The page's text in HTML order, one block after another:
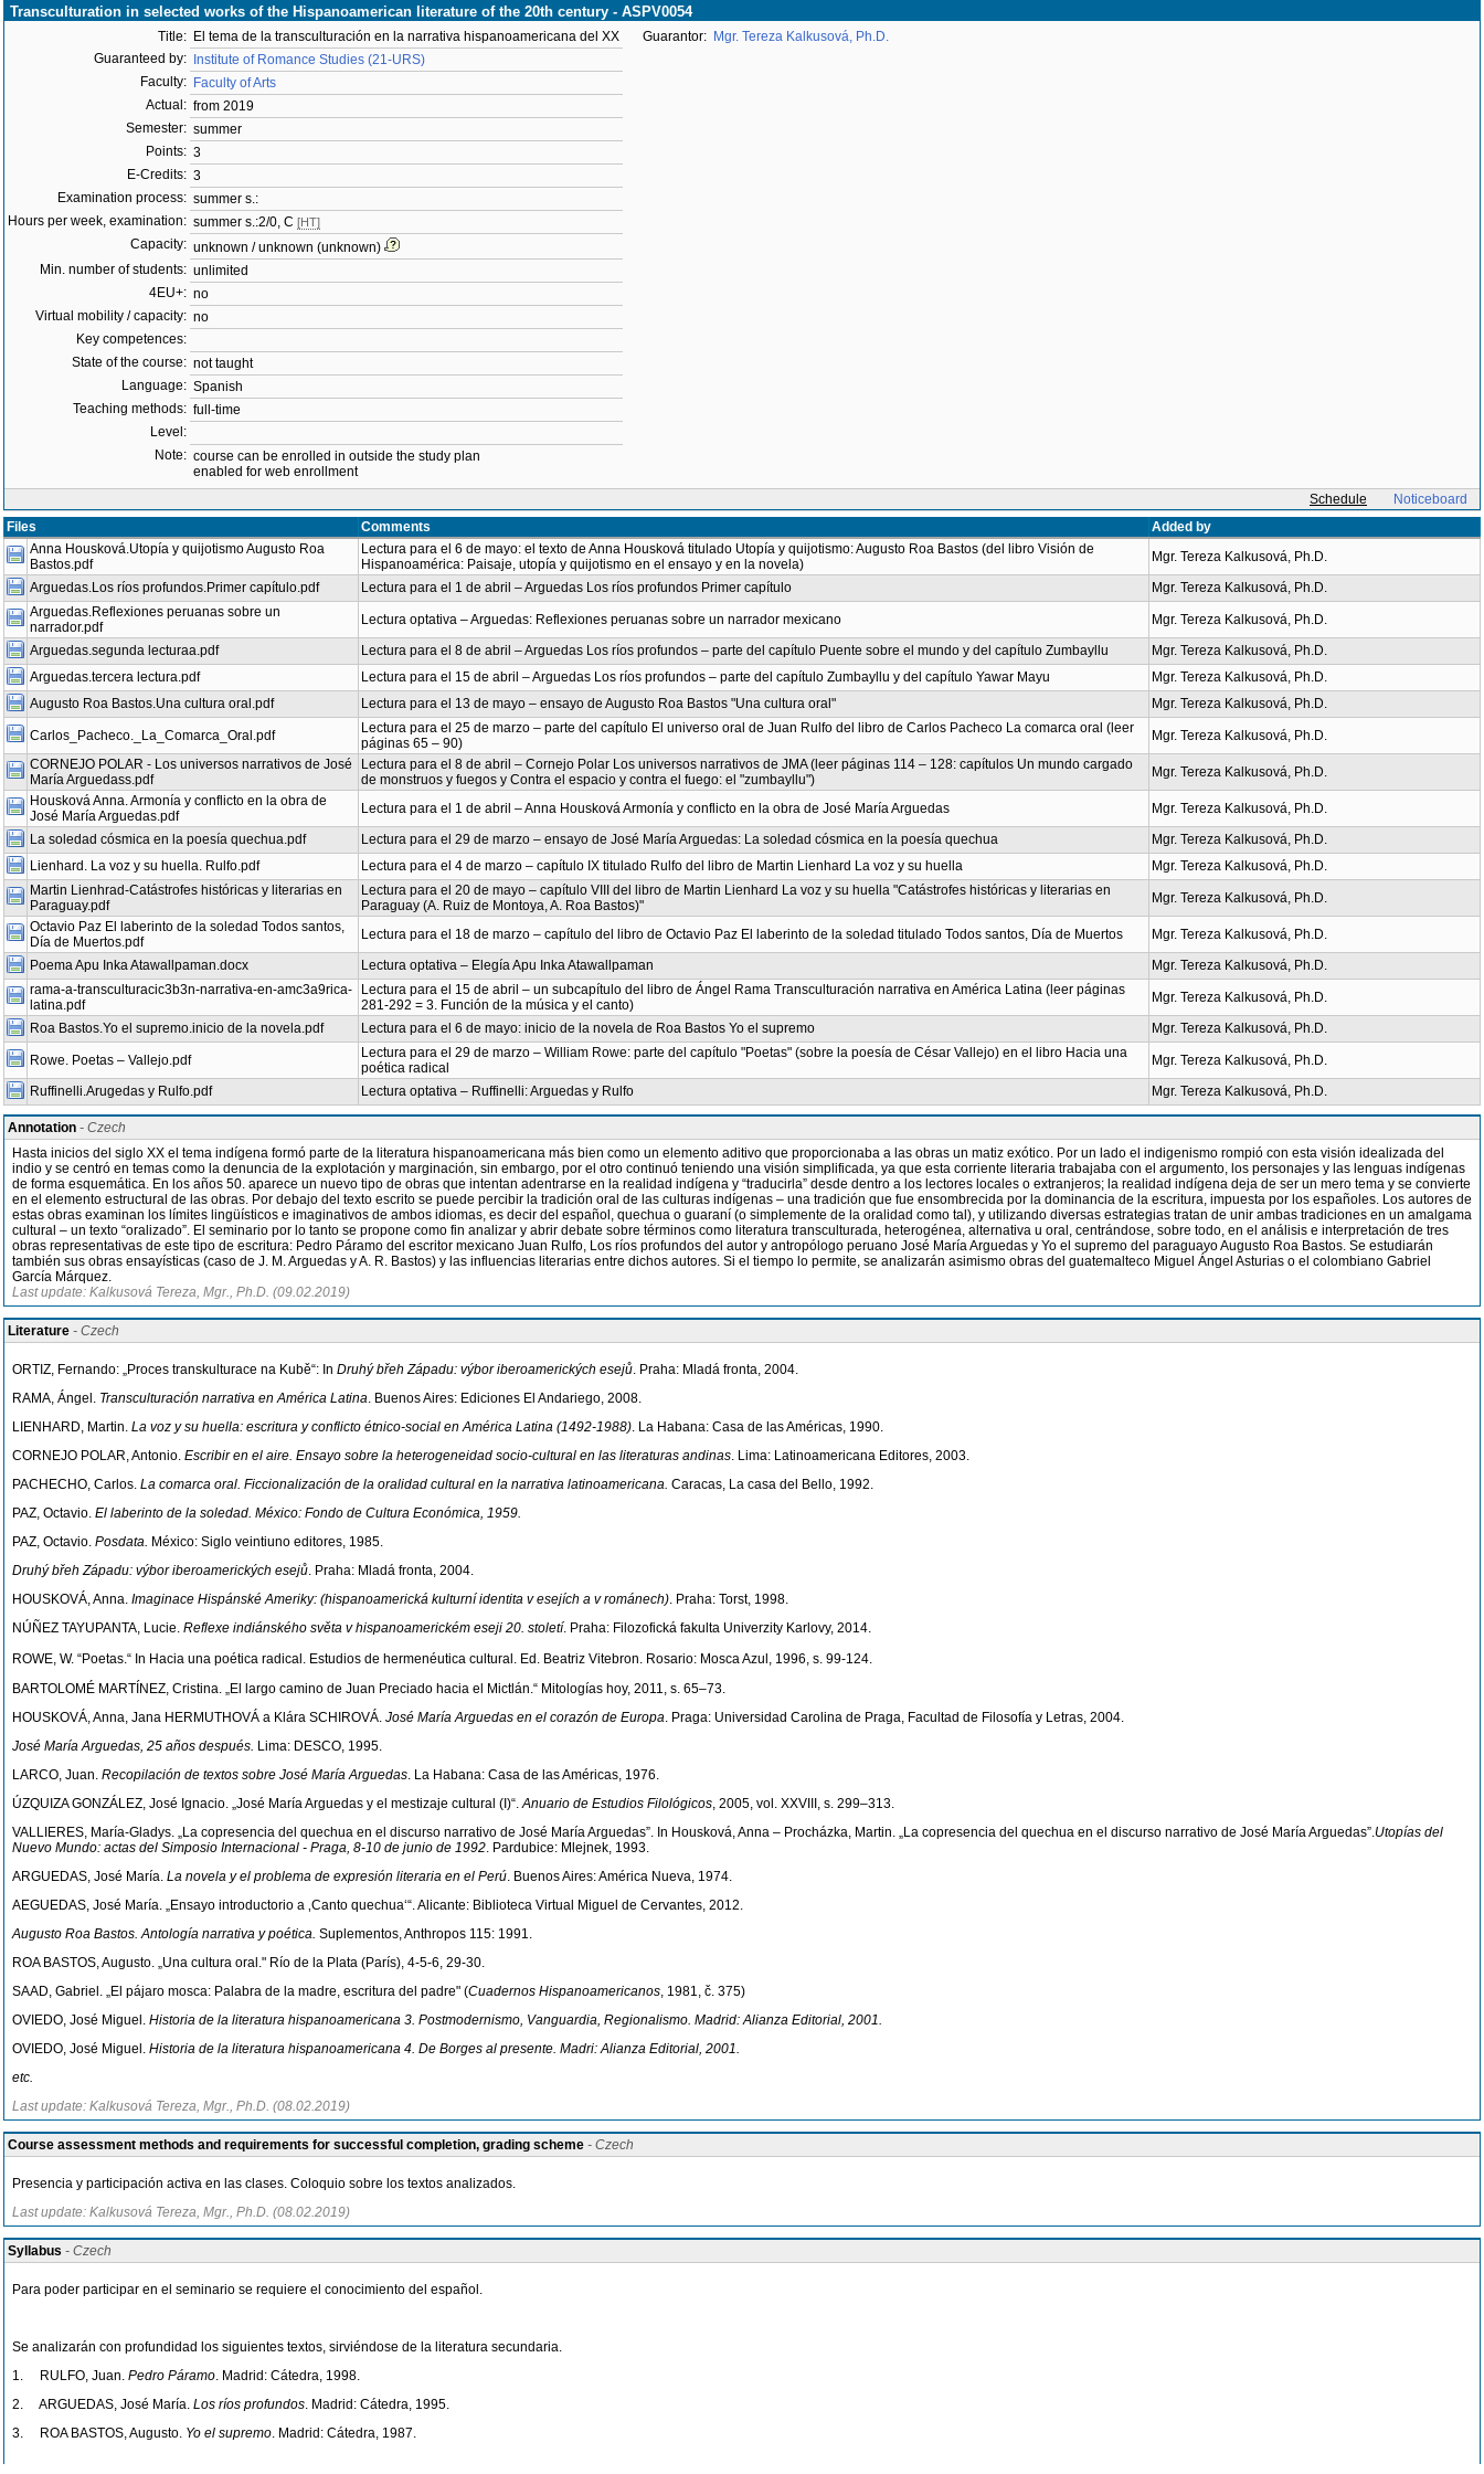
Transculturation in selected works of the Hispanoamerican literature of the 20th century - ASPV0054
Title: El tema de la transculturación en la narrativa hispanoamericana del XX
Guaranteed by:
Institute of Romance Studies (21-URS)
Faculty: Faculty of Arts
Actual: from 2019
Semester: summer
Points: 3
E-Credits: 3
Examination process: summer s.:
Hours per week, examination: summer s.:2/0, C [HT]
Capacity: unknown / unknown (unknown)
Min. number of students: unlimited
4EU+: no
Virtual mobility / capacity: no
Key competences:
State of the course: not taught
Language: Spanish
Teaching methods: full-time
Level:
Note: course can be enrolled in outside the study plan
enabled for web enrollment
Guarantor: Mgr. Tereza Kalkusová, Ph.D.
Schedule
Noticeboard
Files
Comments
Added by
Anna Housková.Utopía y quijotismo Augusto Roa
Bastos.pdf
Lectura para el 6 de mayo: el texto de Anna Housková titulado Utopía y quijotismo: Augusto Roa Bastos (del libro Visión de
Hispanoamérica: Paisaje, utopía y quijotismo en el ensayo y en la novela)
Mgr. Tereza Kalkusová, Ph.D.
Arguedas.Los ríos profundos.Primer capítulo.pdf
Lectura para el 1 de abril – Arguedas Los ríos profundos Primer capítulo
Mgr. Tereza Kalkusová, Ph.D.
Arguedas.Reflexiones peruanas sobre un
narrador.pdf
Lectura optativa – Arguedas: Reflexiones peruanas sobre un narrador mexicano
Mgr. Tereza Kalkusová, Ph.D.
Arguedas.segunda lecturaa.pdf
Lectura para el 8 de abril – Arguedas Los ríos profundos – parte del capítulo Puente sobre el mundo y del capítulo Zumbayllu
Mgr. Tereza Kalkusová, Ph.D.
Arguedas.tercera lectura.pdf
Lectura para el 15 de abril – Arguedas Los ríos profundos – parte del capítulo Zumbayllu y del capítulo Yawar Mayu
Mgr. Tereza Kalkusová, Ph.D.
Augusto Roa Bastos.Una cultura oral.pdf
Lectura para el 13 de mayo – ensayo de Augusto Roa Bastos "Una cultura oral" Mgr. Tereza Kalkusová, Ph.D.
Carlos_Pacheco._La_Comarca_Oral.pdf
Lectura para el 25 de marzo – parte del capítulo El universo oral de Juan Rulfo del libro de Carlos Pacheco La comarca oral (leer
páginas 65 – 90)
Mgr. Tereza Kalkusová, Ph.D.
CORNEJO POLAR - Los universos narrativos de José
María Arguedass.pdf
Lectura para el 8 de abril – Cornejo Polar Los universos narrativos de JMA (leer páginas 114 – 128: capítulos Un mundo cargado
de monstruos y fuegos y Contra el espacio y contra el fuego: el "zumbayllu")
Mgr. Tereza Kalkusová, Ph.D.
Housková Anna. Armonía y conflicto en la obra de
José María Arguedas.pdf
Lectura para el 1 de abril – Anna Housková Armonía y conflicto en la obra de José María Arguedas
Mgr. Tereza Kalkusová, Ph.D.
La soledad cósmica en la poesía quechua.pdf
Lectura para el 29 de marzo – ensayo de José María Arguedas: La soledad cósmica en la poesía quechua
Mgr. Tereza Kalkusová, Ph.D.
Lienhard. La voz y su huella. Rulfo.pdf
Lectura para el 4 de marzo – capítulo IX titulado Rulfo del libro de Martin Lienhard La voz y su huella
Mgr. Tereza Kalkusová, Ph.D.
Martin Lienhrad-Catástrofes históricas y literarias en
Paraguay.pdf
Lectura para el 20 de mayo – capítulo VIII del libro de Martin Lienhard La voz y su huella "Catástrofes históricas y literarias en
Paraguay (A. Ruiz de Montoya, A. Roa Bastos)"
Mgr. Tereza Kalkusová, Ph.D.
Octavio Paz El laberinto de la soledad Todos santos,
Día de Muertos.pdf
Lectura para el 18 de marzo – capítulo del libro de Octavio Paz El laberinto de la soledad titulado Todos santos, Día de Muertos
Mgr. Tereza Kalkusová, Ph.D.
Poema Apu Inka Atawallpaman.docx
Lectura optativa – Elegía Apu Inka Atawallpaman
Mgr. Tereza Kalkusová, Ph.D.
rama-a-transculturacic3b3n-narrativa-en-amc3a9rica-
latina.pdf
Lectura para el 15 de abril – un subcapítulo del libro de Ángel Rama Transculturación narrativa en América Latina (leer páginas
281-292 = 3. Función de la música y el canto)
Mgr. Tereza Kalkusová, Ph.D.
Roa Bastos.Yo el supremo.inicio de la novela.pdf
Lectura para el 6 de mayo: inicio de la novela de Roa Bastos Yo el supremo Mgr. Tereza Kalkusová, Ph.D.
Rowe. Poetas – Vallejo.pdf
Lectura para el 29 de marzo – William Rowe: parte del capítulo "Poetas" (sobre la poesía de César Vallejo) en el libro Hacia una
poética radical
Mgr. Tereza Kalkusová, Ph.D.
Ruffinelli.Arugedas y Rulfo.pdf
Lectura optativa – Ruffinelli: Arguedas y Rulfo Mgr. Tereza Kalkusová, Ph.D.
Annotation - Czech
Hasta inicios del siglo XX el tema indígena formó parte de la literatura hispanoamericana más bien como un elemento aditivo que proporcionaba a las obras un matiz exótico. Por un lado el indigenismo rompió con esta visión idealizada del
indio y se centró en temas como la denuncia de la explotación y marginación, sin embargo, por el otro continuó teniendo una visión simplificada, ya que esta corriente literaria trabajaba con el argumento, los personajes y las lenguas indígenas
de forma esquemática. En los años 50. aparece un nuevo tipo de obras que intentan adentrarse en la realidad indígena y “traducirla” desde dentro a los lectores locales o extranjeros; la realidad indígena deja de ser un mero tema y se convierte
en el elemento estructural de las obras. Por debajo del texto escrito se puede percibir la tradición oral de las culturas indígenas – una tradición que fue ensombrecida por la dominancia de la escritura, impuesta por los españoles. Los autores de
estas obras examinan los límites lingüísticos e imaginativos de ambos idiomas, es decir del español, quechua o guaraní (o simplemente de la oralidad como tal), y utilizando diversas estrategias tratan de unir ambas tradiciones en un amalgama
cultural – un texto “oralizado”. El seminario por lo tanto se propone como fin analizar y abrir debate sobre términos como literatura transculturada, heterogénea, alternativa u oral, centrándose, sobre todo, en el análisis e interpretación de tres
obras representativas de este tipo de escritura: Pedro Páramo del escritor mexicano Juan Rulfo, Los ríos profundos del autor y antropólogo peruano José María Arguedas y Yo el supremo del paraguayo Augusto Roa Bastos. Se estudiarán
también sus obras ensayísticas (caso de J. M. Arguedas y A. R. Bastos) y las influencias literarias entre dichos autores. Si el tiempo lo permite, se analizarán asimismo obras del guatemalteco Miguel Ángel Asturias o el colombiano Gabriel
García Márquez.
Last update: Kalkusová Tereza, Mgr., Ph.D. (09.02.2019)
Literature - Czech
ORTIZ, Fernando: „Proces transkulturace na Kubě“: In Druhý břeh Západu: výbor iberoamerických esejů. Praha: Mladá fronta, 2004.
RAMA, Ángel. Transculturación narrativa en América Latina. Buenos Aires: Ediciones El Andariego, 2008.
LIENHARD, Martin. La voz y su huella: escritura y conflicto étnico-social en América Latina (1492-1988). La Habana: Casa de las Américas, 1990.
CORNEJO POLAR, Antonio. Escribir en el aire. Ensayo sobre la heterogeneidad socio-cultural en las literaturas andinas. Lima: Latinoamericana Editores, 2003.
PACHECHO, Carlos. La comarca oral. Ficcionalización de la oralidad cultural en la narrativa latinoamericana. Caracas, La casa del Bello, 1992.
PAZ, Octavio. El laberinto de la soledad. México: Fondo de Cultura Económica, 1959.
PAZ, Octavio. Posdata. México: Siglo veintiuno editores, 1985.
Druhý břeh Západu: výbor iberoamerických esejů. Praha: Mladá fronta, 2004.
HOUSKOVÁ, Anna. Imaginace Hispánské Ameriky: (hispanoamerická kulturní identita v esejích a v románech). Praha: Torst, 1998.
NÚÑEZ TAYUPANTA, Lucie. Reflexe indiánského světa v hispanoamerickém eseji 20. století. Praha: Filozofická fakulta Univerzity Karlovy, 2014.
ROWE, W. “Poetas.“ In Hacia una poética radical. Estudios de hermenéutica cultural. Ed. Beatriz Vitebron. Rosario: Mosca Azul, 1996, s. 99-124.
BARTOLOMÉ MARTÍNEZ, Cristina. „El largo camino de Juan Preciado hacia el Mictlán.“ Mitologías hoy, 2011, s. 65–73.
HOUSKOVÁ, Anna, Jana HERMUTHOVÁ a Klára SCHIROVÁ. José María Arguedas en el corazón de Europa. Praga: Universidad Carolina de Praga, Facultad de Filosofía y Letras, 2004.
José María Arguedas, 25 años después. Lima: DESCO, 1995.
LARCO, Juan. Recopilación de textos sobre José María Arguedas. La Habana: Casa de las Américas, 1976.
ÚZQUIZA GONZÁLEZ, José Ignacio. „José María Arguedas y el mestizaje cultural (I)“.Anuario de Estudios Filológicos, 2005, vol. XXVIII, s. 299–313.
VALLIERES, María-Gladys. „La copresencia del quechua en el discurso narrativo de José María Arguedas”. In Housková, Anna – Procházka, Martin. „La copresencia del quechua en el discurso narrativo de José María Arguedas”.Utopías del
Nuevo Mundo: actas del Simposio Internacional - Praga, 8-10 de junio de 1992. Pardubice: Mlejnek, 1993.
ARGUEDAS, José María. La novela y el problema de expresión literaria en el Perú. Buenos Aires: América Nueva, 1974.
AEGUEDAS, José María. „Ensayo introductorio a ‚Canto quechua‘“. Alicante: Biblioteca Virtual Miguel de Cervantes, 2012.
Augusto Roa Bastos. Antología narrativa y poética. Suplementos, Anthropos 115: 1991.
ROA BASTOS, Augusto. „Una cultura oral." Río de la Plata (París), 4-5-6, 29-30.
SAAD, Gabriel. „El pájaro mosca: Palabra de la madre, escritura del padre" (Cuadernos Hispanoamericanos, 1981, č. 375)
OVIEDO, José Miguel. Historia de la literatura hispanoamericana 3. Postmodernismo, Vanguardia, Regionalismo. Madrid: Alianza Editorial, 2001.
OVIEDO, José Miguel. Historia de la literatura hispanoamericana 4. De Borges al presente. Madri: Alianza Editorial, 2001.
etc.
Last update: Kalkusová Tereza, Mgr., Ph.D. (08.02.2019)
Course assessment methods and requirements for successful completion, grading scheme - Czech
Presencia y participación activa en las clases. Coloquio sobre los textos analizados.
Last update: Kalkusová Tereza, Mgr., Ph.D. (08.02.2019)
Syllabus - Czech
Para poder participar en el seminario se requiere el conocimiento del español.
Se analizarán con profundidad los siguientes textos, sirviéndose de la literatura secundaria.
1. RULFO, Juan. Pedro Páramo. Madrid: Cátedra, 1998.
2. ARGUEDAS, José María. Los ríos profundos. Madrid: Cátedra, 1995.
3. ROA BASTOS, Augusto. Yo el supremo. Madrid: Cátedra, 1987.